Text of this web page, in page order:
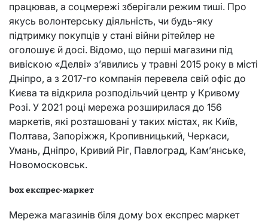
працював, а соцмережі зберігали режим тиші. Про
якусь волонтерську діяльність, чи будь-яку
підтримку покупців у стані війни рітейлер не
оголошує й досі. Відомо, що перші магазини під
вивіскою «Делві» з’явились у травні 2015 року в місті
Дніпро, а з 2017-го компанія перевела свій офіс до
Києва та відкрила розподільчий центр у Кривому
Розі. У 2021 році мережа розширилася до 156
маркетів, які розташовані у таких містах, як Київ,
Полтава, Запоріжжя, Кропивницький, Черкаси,
Умань, Дніпро, Кривий Ріг, Павлоград, Кам’янське,
Новомосковськ.
box експрес-маркет
Мережа магазинів біля дому box експрес маркет